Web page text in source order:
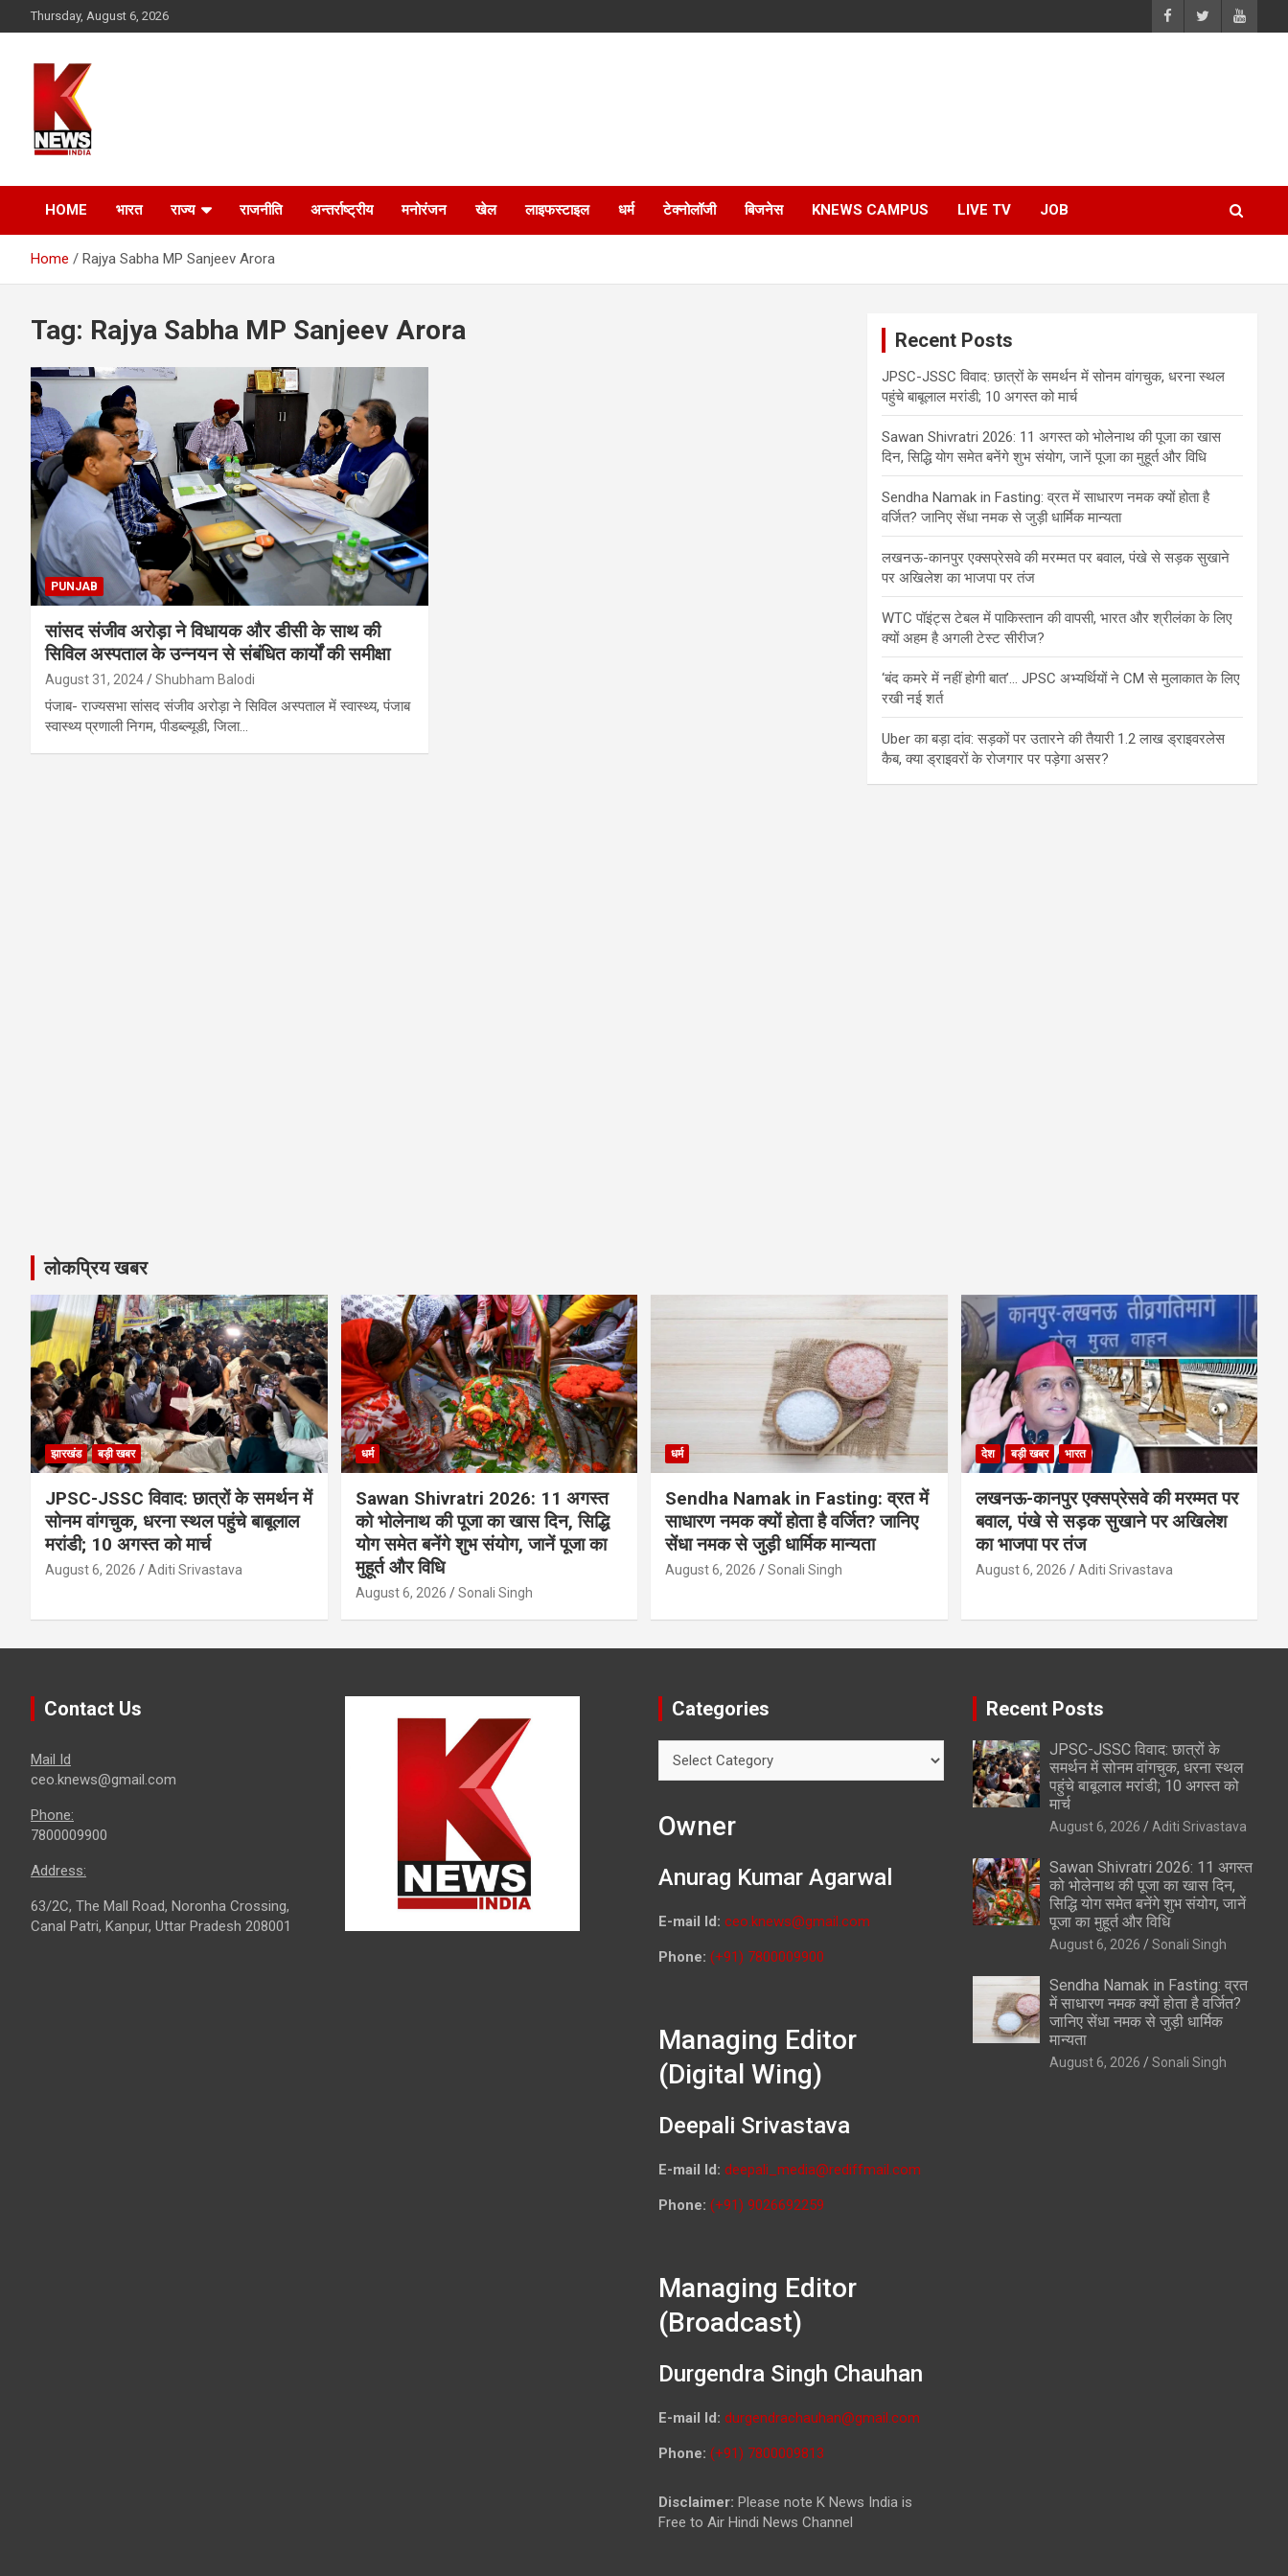
to
Thursday, August 6, 2026
HOME भारत राज्य राजनीति अन्तर्राष्ट्रीय मनोरंजन खेल लाइफस्टाइल धर्म टेक्नोलॉजी बिजनेस KNEWS CAMPUS LIVE TV JOB
Home Rajya Sabha MP Sanjeev Arora
Tag: Rajya Sabha MP Sanjeev Arora
PUNJAB
सांसद संजीव अरोड़ा ने विधायक और डीसी के साथ की
सिविल अस्पताल के उन्नयन से संबंधित कार्यों की समीक्षा
August 31, 2024 Shubham Balodi
पंजाब- राज्यसभा सांसद संजीव अरोड़ा ने सिविल अस्पताल में स्वास्थ्य, पंजाब
स्वास्थ्य प्रणाली निगम, पीडब्ल्यूडी, जिला…
Recent Posts
JPSC-JSSC विवाद: छात्रों के समर्थन में सोनम वांगचुक, धरना स्थल
पहुंचे बाबूलाल मरांडी; 10 अगस्त को मार्च
Sawan Shivratri 2026: 11 अगस्त को भोलेनाथ की पूजा का खास
दिन, सिद्धि योग समेत बनेंगे शुभ संयोग, जानें पूजा का मुहूर्त और विधि
Sendha Namak in Fasting: व्रत में साधारण नमक क्यों होता है
वर्जित? जानिए सेंधा नमक से जुड़ी धार्मिक मान्यता
लखनऊ-कानपुर एक्सप्रेसवे की मरम्मत पर बवाल, पंखे से सड़क सुखाने
पर अखिलेश का भाजपा पर तंज
WTC पॉइंट्स टेबल में पाकिस्तान की वापसी, भारत और श्रीलंका के लिए
क्यों अहम है अगली टेस्ट सीरीज?
‘बंद कमरे में नहीं होगी बात’… JPSC अभ्यर्थियों ने CM से मुलाकात के लिए
रखी नई शर्त
Uber का बड़ा दांव: सड़कों पर उतारने की तैयारी 1.2 लाख ड्राइवरलेस
कैब, क्या ड्राइवरों के रोजगार पर पड़ेगा असर?
लोकप्रिय खबर
झारखंड बड़ी खबर
JPSC-JSSC विवाद: छात्रों के समर्थन में
सोनम वांगचुक, धरना स्थल पहुंचे बाबूलाल
मरांडी; 10 अगस्त को मार्च
August 6, 2026 Aditi Srivastava
धर्म
Sawan Shivratri 2026: 11 अगस्त
को भोलेनाथ की पूजा का खास दिन, सिद्धि
योग समेत बनेंगे शुभ संयोग, जानें पूजा का
मुहूर्त और विधि
August 6, 2026 Sonali Singh
धर्म
Sendha Namak in Fasting: व्रत में
साधारण नमक क्यों होता है वर्जित? जानिए
सेंधा नमक से जुड़ी धार्मिक मान्यता
August 6, 2026 Sonali Singh
देश बड़ी खबर भारत
लखनऊ-कानपुर एक्सप्रेसवे की मरम्मत पर
बवाल, पंखे से सड़क सुखाने पर अखिलेश
का भाजपा पर तंज
August 6, 2026 Aditi Srivastava
Contact Us
Mail Id
ceo.knews@gmail.com
Phone:
7800009900
Address:
63/2C, The Mall Road, Noronha Crossing,
Canal Patri, Kanpur, Uttar Pradesh 208001
Categories
Owner
Anurag Kumar Agarwal
E-mail Id: ceo.knews@gmail.com
Phone: (+91) 7800009900
Managing Editor
(Digital Wing)
Deepali Srivastava
E-mail Id: deepali_media@rediffmail.com
Phone: (+91) 9026692259
Managing Editor
(Broadcast)
Durgendra Singh Chauhan
E-mail Id: durgendrachauhan@gmail.com
Phone: (+91) 7800009813
Disclaimer: Please note K News India is
Free to Air Hindi News Channel
Recent Posts
JPSC-JSSC विवाद: छात्रों के
समर्थन में सोनम वांगचुक, धरना स्थल
पहुंचे बाबूलाल मरांडी; 10 अगस्त को
मार्च
August 6, 2026 Aditi Srivastava
Sawan Shivratri 2026: 11 अगस्त
को भोलेनाथ की पूजा का खास दिन,
सिद्धि योग समेत बनेंगे शुभ संयोग, जानें
पूजा का मुहूर्त और विधि
August 6, 2026 Sonali Singh
Sendha Namak in Fasting: व्रत
में साधारण नमक क्यों होता है वर्जित?
जानिए सेंधा नमक से जुड़ी धार्मिक
मान्यता
August 6, 2026 Sonali Singh